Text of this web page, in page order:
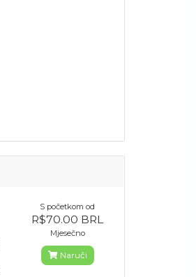
S početkom od
R$70.00 BRL
Mjesečno
Naruči